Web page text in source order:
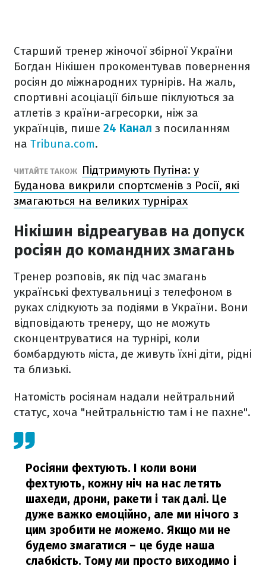
Старший тренер жіночої збірної України
Богдан Нікішен прокоментував повернення
росіян до міжнародних турнірів. На жаль,
спортивні асоціації більше піклуються за
атлетів з країни-агресорки, ніж за
українців, пише 24 Канал з посиланням
на Tribuna.com.
ЧИТАЙТЕ ТАКОЖ
Підтримують Путіна: у
Буданова викрили спортсменів з Росії, які
змагаються на великих турнірах
Нікішин відреагував на допуск
росіян до командних змагань
Тренер розповів, як під час змагань
українські фехтувальниці з телефоном в
руках слідкують за подіями в України. Вони
відповідають тренеру, що не можуть
сконцентруватися на турнірі, коли
бомбардують міста, де живуть їхні діти, рідні
та близькі.
Натомість росіянам надали нейтральний
статус, хоча "нейтральністю там і не пахне".
Росіяни фехтують. І коли вони
фехтують, кожну ніч на нас летять
шахеди, дрони, ракети і так далі. Це
дуже важко емоційно, але ми нічого з
цим зробити не можемо. Якщо ми не
будемо змагатися – це буде наша
слабкість. Тому ми просто виходимо і